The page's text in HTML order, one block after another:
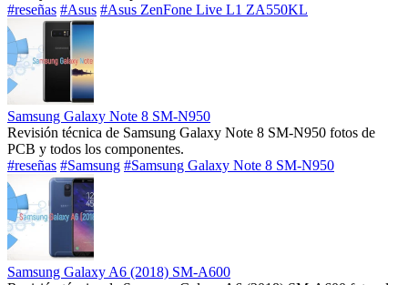
#reseñas #Asus #Asus ZenFone Live L1 ZA550KL
Samsung Galaxy Note 8 SM-N950
Revisión técnica de Samsung Galaxy Note 8 SM-N950 fotos de
PCB y todos los componentes.
#reseñas #Samsung #Samsung Galaxy Note 8 SM-N950
Samsung Galaxy A6 (2018) SM-A600